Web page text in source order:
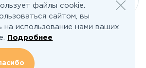
| poselkino.ru
файлы cookie.
сайтом, вы
на использование нами ваших
Подробнее